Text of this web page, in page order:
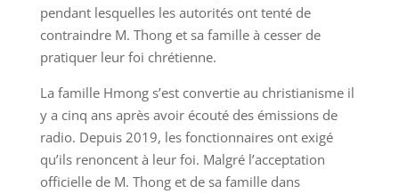
pendant lesquelles les autorités ont tenté de
contraindre M. Thong et sa famille à cesser de
pratiquer leur foi chrétienne.
La famille Hmong s’est convertie au christianisme il
y a cinq ans après avoir écouté des émissions de
radio. Depuis 2019, les fonctionnaires ont exigé
qu’ils renoncent à leur foi. Malgré l’acceptation
officielle de M. Thong et de sa famille dans